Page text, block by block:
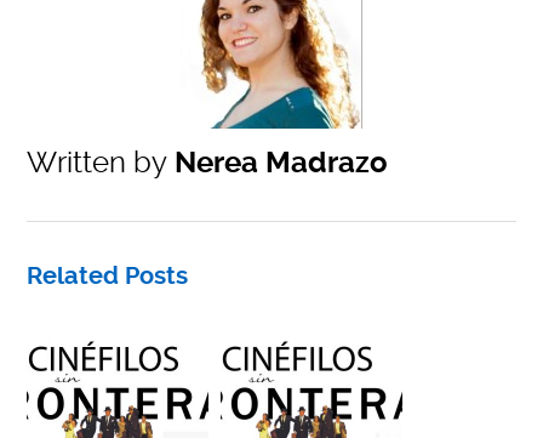
Written by Nerea Madrazo
Related Posts